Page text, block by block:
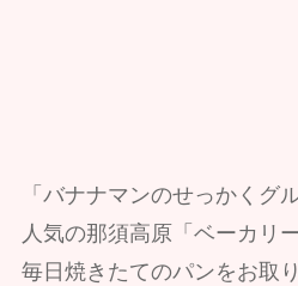
「バナナマンのせっかくグ
人気の那須高原「ベーカリ
毎日焼きたてのパンをお取